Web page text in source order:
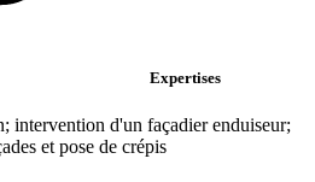
Expertises
intervention d'un façadier enduiseur;
et pose de crépis